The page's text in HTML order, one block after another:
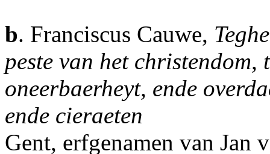
b. Franciscus Cauwe,
peste van het christendom,
oneerbaerheyt, ende
ende cieraeten
Gent, erfgenamen van Jan